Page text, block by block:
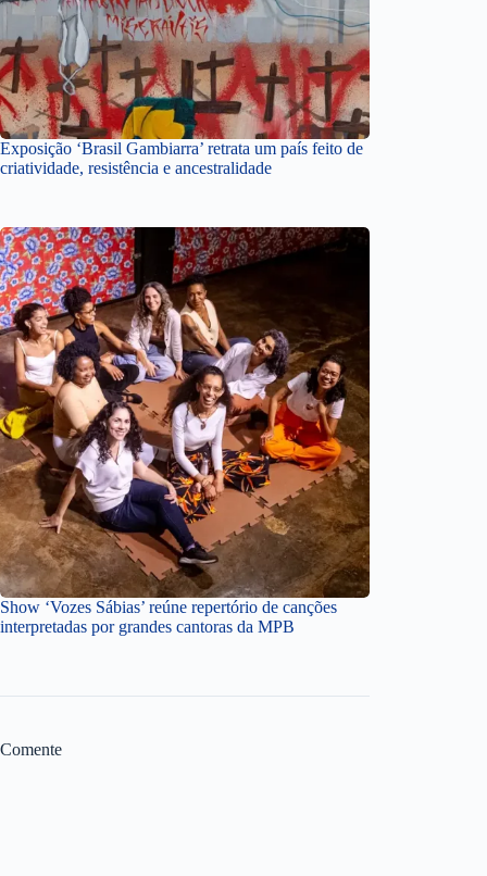
Exposição ‘Brasil Gambiarra’ retrata um país feito de
criatividade, resistência e ancestralidade
Show ‘Vozes Sábias’ reúne repertório de canções
interpretadas por grandes cantoras da MPB
Comente